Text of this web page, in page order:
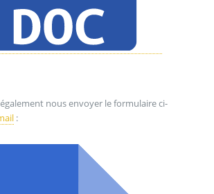
nous envoyer le formulaire ci-
: